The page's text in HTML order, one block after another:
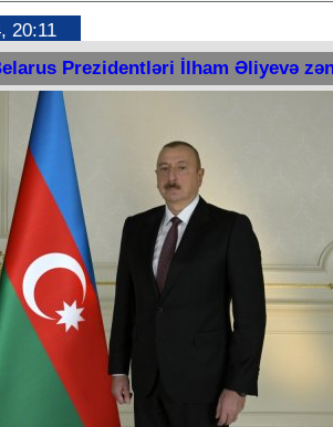
20:11
Prezidentləri İlham Əliyevə